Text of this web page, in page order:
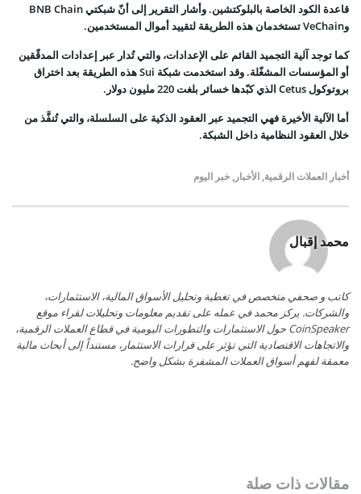
قاعدة الكود الخاصة بالبلوكتشين. وأشار التقرير إلى أنّ شبكتي BNB Chain
وVeChain تستخدمان هذه الطريقة لتقييد أموال المستخدمين.
كما توجد آلية التجميد القائم على الإعدادات، والتي تُدار عبر إعدادات المدقّقين
أو المؤسسات المشغّلة. وقد استخدمت شبكة Sui هذه الطريقة بعد اختراق
بروتوكول Cetus الذي كبّدها خسائر بلغت 220 مليون دولار.
أما الآلية الأخيرة فهي التجميد عبر العقود الذكية على السلسلة، والتي تُنفَّذ من
خلال العقود النظامية داخل الشبكة.
أخبار العملات الرقمية, الأخبار, خبر اليوم
محمد إقبال
كاتب و صحفي متخصص في تغطية وتحليل الأسواق المالية، الاستثمارات،
والشركات. يركز محمد في عمله على تقديم معلومات وتحليلات لقراء موقع
CoinSpeaker حول الاستثمارات والتطورات اليومية في قطاع العملات الرقمية،
والاتجاهات الاقتصادية التي تؤثر على قرارات الاستثمار، مستنداً إلى أبحاث مالية
معمقة لفهم أسواق العملات المشفرة بشكل واضح.
مقالات ذات صلة